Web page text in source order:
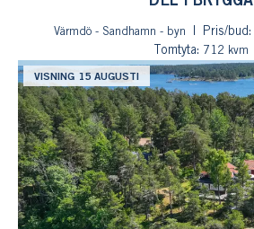
Värmdö - Sandhamn - byn Pris/bud:
Tomtyta: 712 kvm
VISNING 15 AUGUSTI